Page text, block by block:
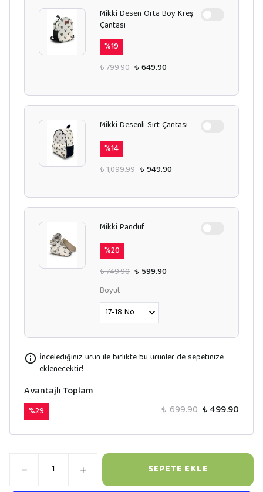
Mikki Desen Orta Boy Kreş
Çantası
%19
₺ 799.90 ₺ 649.90
Mikki Desenli Sırt Çantası
%14
₺ 1,099.99 ₺ 949.90
Mikki Panduf
%20
₺ 749.90 ₺ 599.90
Boyut
İncelediğiniz ürün ile birlikte bu ürünler de sepetinize
eklenecektir!
Avantajlı Toplam
%29 ₺ 699.90 ₺ 499.90
SEPETE EKLE